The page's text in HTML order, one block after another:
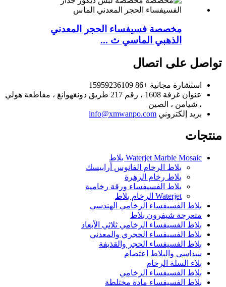
مخصصة فسيفساء الحجر المعدني
الذهبي الماسي ث ...
تواصل على اتصال
استشارة مجانية +86 15959236109
عنوان
غرفة 1608 ، رقم 217 طريق دونغهوانغ ، مقاطعة هولي
، شيامن ، الصين
بريد إلكتروني info@xmwanpo.com
منتجات
Waterjet Marble Mosaic بلاط
بلاط الرخام الفانوس أرابيسك
بلاط رخام الزهرة
بلاط الفسيفساء ورقة رخامية
Waterjet الرخام بلاط
بلاط الفسيفساء الرخامي الهندسي
متعرجة شيفرون بلاط
بلاط الفسيفساء الرخامي ثلاثي الأبعاد
بلاط الفسيفساء الحجري والمعدني
بلاط الفسيفساء الحجر والقذيفة
سداسي والبلاط اعتصام
بلاء السلة الرخام
بلاط الفسيفساء الرخامي
بلاط الفسيفساء مادة مختلطة